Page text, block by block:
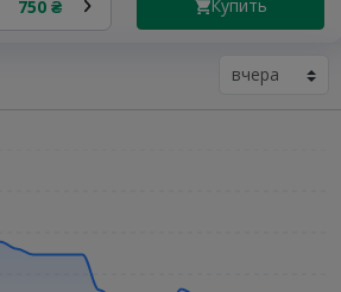
750 ₴ Купить